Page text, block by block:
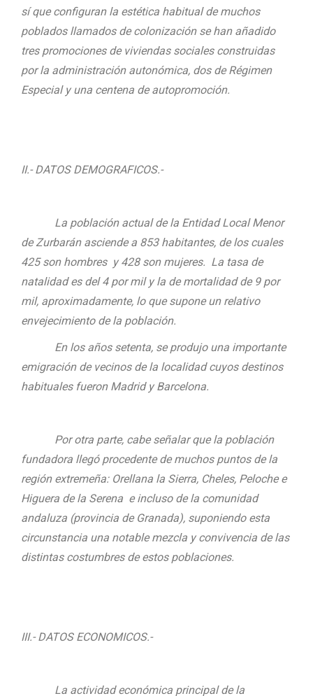
sí que configuran la estética habitual de muchos
poblados llamados de colonización se han añadido
tres promociones de viviendas sociales construidas
por la administración autonómica, dos de Régimen
Especial y una centena de autopromoción.
II.- DATOS DEMOGRAFICOS.-
La población actual de la Entidad Local Menor
de Zurbarán asciende a 853 habitantes, de los cuales
425 son hombres y 428 son mujeres. La tasa de
natalidad es del 4 por mil y la de mortalidad de 9 por
mil, aproximadamente, lo que supone un relativo
envejecimiento de la población.
En los años setenta, se produjo una importante
emigración de vecinos de la localidad cuyos destinos
habituales fueron Madrid y Barcelona.
Por otra parte, cabe señalar que la población
fundadora llegó procedente de muchos puntos de la
región extremeña: Orellana la Sierra, Cheles, Peloche e
Higuera de la Serena e incluso de la comunidad
andaluza (provincia de Granada), suponiendo esta
circunstancia una notable mezcla y convivencia de las
distintas costumbres de estos poblaciones.
III.- DATOS ECONOMICOS.-
La actividad económica principal de la